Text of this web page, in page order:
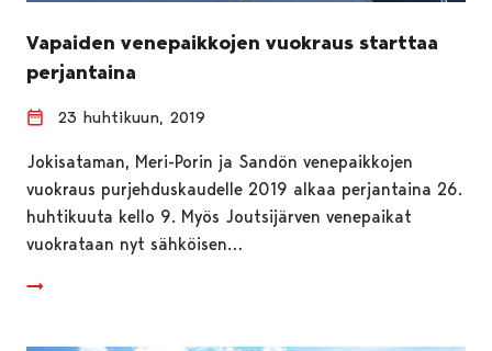
Vapaiden venepaikkojen vuokraus starttaa
perjantaina
23 huhtikuun, 2019
Jokisataman, Meri-Porin ja Sandön venepaikkojen
vuokraus purjehduskaudelle 2019 alkaa perjantaina 26.
huhtikuuta kello 9. Myös Joutsijärven venepaikat
vuokrataan nyt sähköisen…